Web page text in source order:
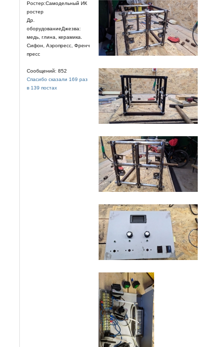
Ростер:Самодельный ИК
ростер
Др.
оборудованиеДжезва:
медь, глина, керамика.
Сифон, Аэропресс, Френч
пресс
Сообщений: 852
Спасибо сказали 169 раз
в 139 постах